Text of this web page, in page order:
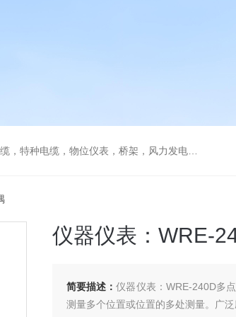
种电缆，物位仪表，桥架，风力发电用电缆
仪器仪表：WRE-
简要描述：仪器仪表：WRE-240D多
测量多个位置或位置的多处测量。广